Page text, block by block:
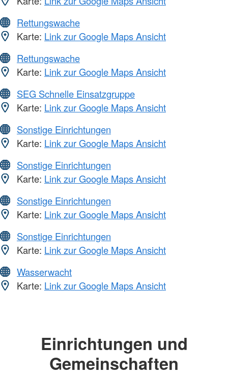
Rettungswache
Karte: Link zur Google Maps Ansicht
Rettungswache
Karte: Link zur Google Maps Ansicht
SEG Schnelle Einsatzgruppe
Karte: Link zur Google Maps Ansicht
Sonstige Einrichtungen
Karte: Link zur Google Maps Ansicht
Sonstige Einrichtungen
Karte: Link zur Google Maps Ansicht
Sonstige Einrichtungen
Karte: Link zur Google Maps Ansicht
Sonstige Einrichtungen
Karte: Link zur Google Maps Ansicht
Wasserwacht
Karte: Link zur Google Maps Ansicht
Einrichtungen und
Gemeinschaften